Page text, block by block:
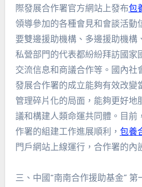
際發展合作署官方網站上發布包
領導參加的各種會見和會談活動
要雙邊援助機構、多邊援助機構
私營部門的代表都紛紛拜訪國家
交流信息和商議合作等。國內社
發展合作署的成立能夠有效改變
管理碎片化的局面，能夠更好地
議和構建人類命運共同體。目前
作署的組建工作進展順利， 包養
門戶網站上線運行，合作署的內
三、中國“南南合作援助基金”